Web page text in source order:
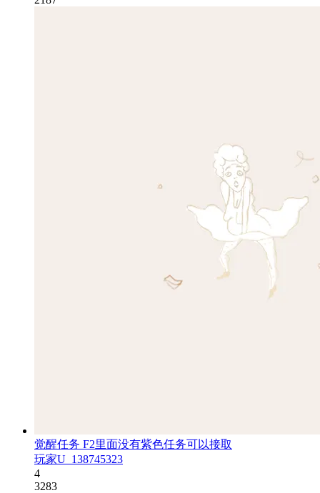
觉醒任务 F2里面没有紫色任务可以接取
玩家U_138745323
4
3283